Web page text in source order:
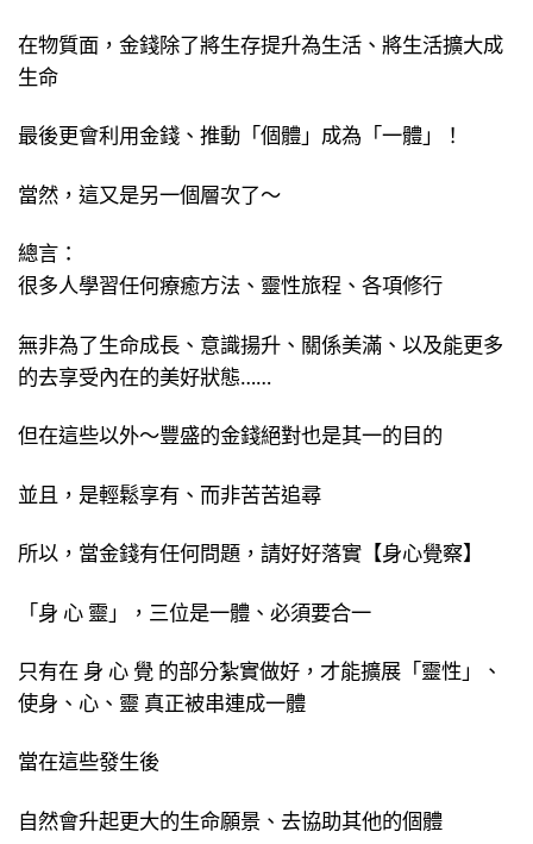
在物質面，金錢除了將生存提升為生活、將生活擴大成
生命
最後更會利用金錢、推動「個體」成為「一體」！
當然，這又是另一個層次了～
總言：
很多人學習任何療癒方法、靈性旅程、各項修行
無非為了生命成長、意識揚升、關係美滿、以及能更多
的去享受內在的美好狀態……
但在這些以外～豐盛的金錢絕對也是其一的目的
並且，是輕鬆享有、而非苦苦追尋
所以，當金錢有任何問題，請好好落實【身心覺察】
「身 心 靈」，三位是一體、必須要合一
只有在 身 心 覺 的部分紮實做好，才能擴展「靈性」、
使身、心、靈 真正被串連成一體
當在這些發生後
自然會升起更大的生命願景、去協助其他的個體